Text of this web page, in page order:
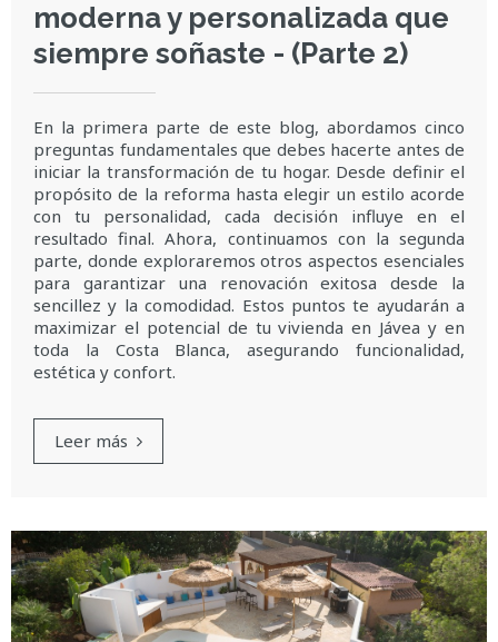
moderna y personalizada que
siempre soñaste - (Parte 2)
En la primera parte de este blog, abordamos cinco
preguntas fundamentales que debes hacerte antes de
iniciar la transformación de tu hogar. Desde definir el
propósito de la reforma hasta elegir un estilo acorde
con tu personalidad, cada decisión influye en el
resultado final. Ahora, continuamos con la segunda
parte, donde exploraremos otros aspectos esenciales
para garantizar una renovación exitosa desde la
sencillez y la comodidad. Estos puntos te ayudarán a
maximizar el potencial de tu vivienda en Jávea y en
toda la Costa Blanca, asegurando funcionalidad,
estética y confort.
Leer más